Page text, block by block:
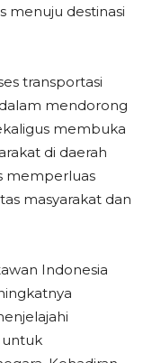
menuju destinasi
transportasi
mendorong
membuka
di daerah
memperluas
masyarakat dan
Indonesia
untuk